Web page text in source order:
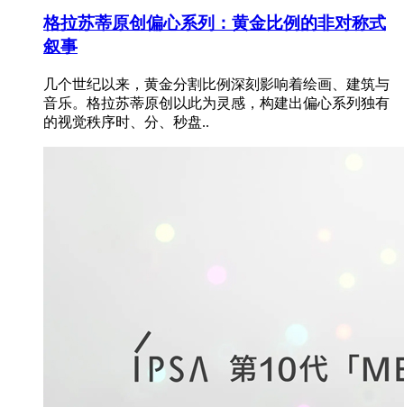
格拉苏蒂原创偏心系列：黄金比例的非对称式
叙事
几个世纪以来，黄金分割比例深刻影响着绘画、建筑与
音乐。格拉苏蒂原创以此为灵感，构建出偏心系列独有
的视觉秩序时、分、秒盘..